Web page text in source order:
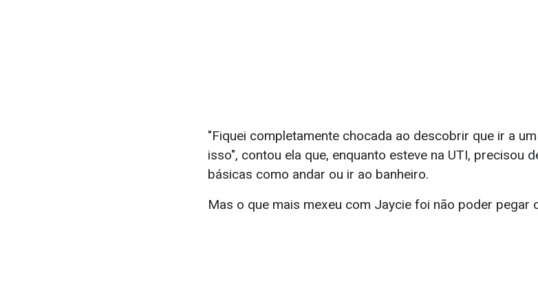
"Fiquei completamente chocada ao descobrir que ir a
isso", contou ela que, enquanto esteve na UTI, precisou
básicas como andar ou ir ao banheiro.
Mas o que mais mexeu com Jaycie foi não poder pegar